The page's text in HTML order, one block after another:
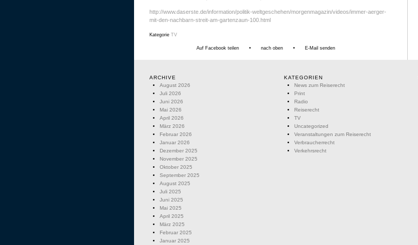
http://www.daserste.de/information/politik-weltgeschehen/morgenmagazin/videos/immer-aerger-
mit-den-nachbarn-streit-am-gartenzaun-100.html
Kategorie TV
Auf Facebook teilen • nach oben • E-Mail senden
ARCHIVE
August 2026
Juli 2026
Juni 2026
Mai 2026
April 2026
März 2026
Februar 2026
Januar 2026
Dezember 2025
November 2025
Oktober 2025
September 2025
August 2025
Juli 2025
Juni 2025
Mai 2025
April 2025
März 2025
Februar 2025
Januar 2025
KATEGORIEN
News zum Reiserecht
Print
Radio
Reiserecht
TV
Uncategorized
Veranstaltungen zum Reiserecht
Verbraucherrecht
Verkehrsrecht